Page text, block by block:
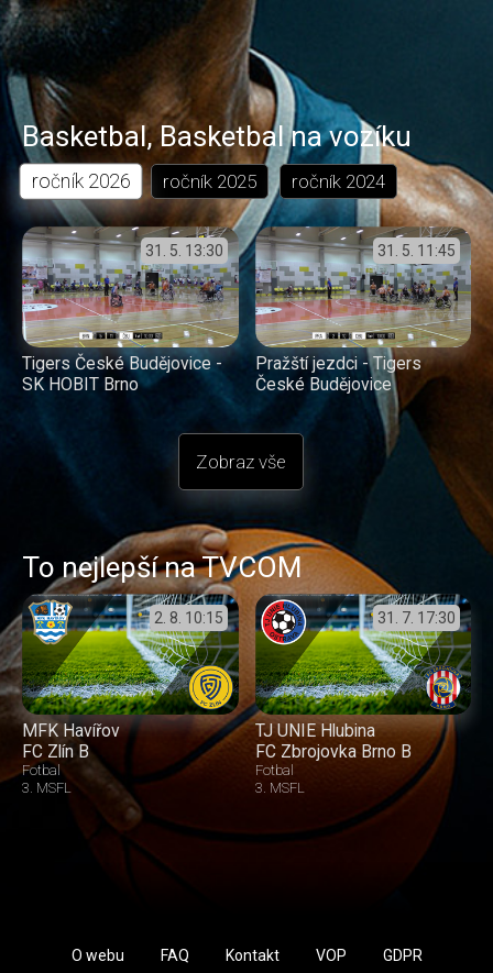
Basketbal,Basketbal na vozíku
ročník 2026 ročník 2025 ročník 2024
31. 5. 13:30
Tigers České Budějovice -
SK HOBIT Brno
31. 5. 11:45
Pražští jezdci - Tigers
České Budějovice
Zobraz vše
To nejlepší na TVCOM
2. 8. 10:15
MFK Havířov
FC Zlín B
Fotbal
3. MSFL
31. 7. 17:30
TJ UNIE Hlubina
FC Zbrojovka Brno B
Fotbal
3. MSFL
O webu FAQ Kontakt VOP GDPR